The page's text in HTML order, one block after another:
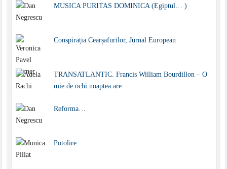
MUSICA PURITAS DOMINICA (Egiptul… )
Conspirația Cearșafurilor, Jurnal European
TRANSATLANTIC. Francis William Bourdillon – O
mie de ochi noaptea are
Reforma…
Potolire